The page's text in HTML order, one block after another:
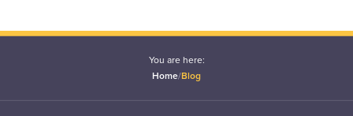
You are here:
Home/Blog